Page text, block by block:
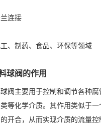
连接
、制药、食品、环保等领域
球阀的作用
阀主要用于控制和调节各种腐
等化学介质。其作用类似于一
开合，从而实现介质的流量